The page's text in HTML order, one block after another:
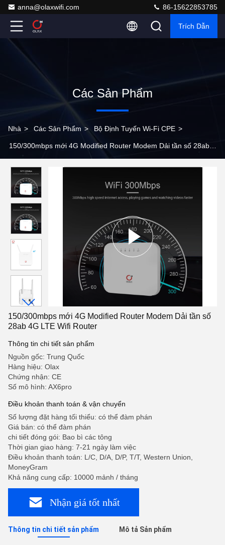
anna@olaxwifi.com 86-15622853785
Trích Dẫn
Các Sản Phẩm
Nhà > Các Sản Phẩm > Bộ Định Tuyến Wi-Fi CPE >
150/300mbps mới 4G Modified Router Modem Dải tần số 28ab
150/300mbps mới 4G Modified Router Modem Dải tần số
28ab 4G LTE Wifi Router
Thông tin chi tiết sản phẩm
Nguồn gốc: Trung Quốc
Hàng hiệu: Olax
Chứng nhận: CE
Số mô hình: AX6pro
Điều khoản thanh toán & vận chuyển
Số lượng đặt hàng tối thiểu: có thể đàm phán
Giá bán: có thể đàm phán
chi tiết đóng gói: Bao bì các tông
Thời gian giao hàng: 7-21 ngày làm việc
Điều khoản thanh toán: L/C, D/A, D/P, T/T, Western Union,
MoneyGram
Khả năng cung cấp: 10000 mảnh / tháng
Nhận giá tốt nhất
Thông tin chi tiết sản phẩm Mô tả Sản phẩm